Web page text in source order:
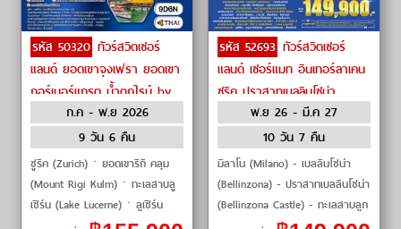
รหัส 50320 ทัวร์สวิตเซอร์
แลนด์ ยอดเขาจุงเฟรา ยอดเขา
กอร์เนอร์แกรต น้ำตกไรน์ by
THAI Airways
ก.ค - พ.ย 2026
9 วัน 6 คืน
ซูริค (Zurich)ㆍยอดเขาริกิ คลุม
(Mount Rigi Kulm)ㆍทะเลสาบลู
เซิร์น (Lake Lucerne)ㆍลูเซิร์น
รหัส 52693 ทัวร์สวิตเซอร์
แลนด์ เซอร์แมท อินเทอร์ลาเคน
ซูริค ปราสาทเบลลินโซน่า
ทะเลสาบโคโม่ ยอดเขาแมทเท
อร์ฮอร์น by THAI Airways
พ.ย 26 - มี.ค 27
10 วัน 7 คืน
มิลาโน (Milano) - เบลลินโซน่า
(Bellinzona) - ปราสาทเบลลินโซน่า
(Bellinzona Castle) - ทะเลสาบลูก